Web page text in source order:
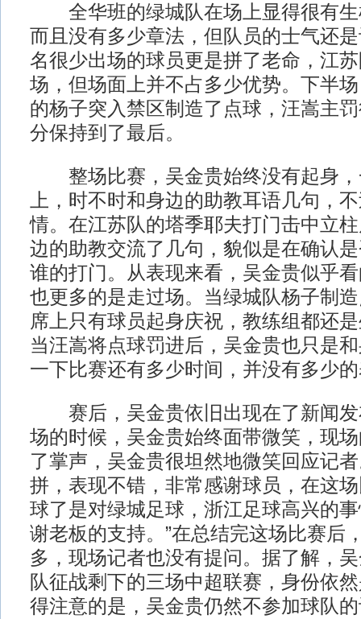
全华班的绿城队在场上显得很有生
而且没有多少章法，但队员的士气还
名很少出场的球员更是拼了老命，江
场，但场面上并不占多少优势。下半
的杨子突入禁区制造了点球，汪嵩主
分保持到了最后。
整场比赛，吴金贵始终没有起身，
上，时不时和身边的助教耳语几句，
情。在江苏队的塔季耶夫打门击中立
边的助教交流了几句，貌似是在确认
谁的打门。从表现来看，吴金贵似乎
也更多的是走过场。当绿城队杨子制
席上只有球员起身庆祝，教练组都还
当汪嵩将点球罚进后，吴金贵也只是
一下比赛还有多少时间，并没有多少
赛后，吴金贵依旧出现在了新闻发
场的时候，吴金贵始终面带微笑，现
了掌声，吴金贵很坦然地微笑回应记
拼，表现不错，非常感谢球员，在这
球了是对绿城足球，浙江足球高兴的
谢老板的支持。”在总结完这场比赛后
多，现场记者也没有提问。据了解，
队征战剩下的三场中超联赛，身份依
得注意的是，吴金贵仍然不参加球队